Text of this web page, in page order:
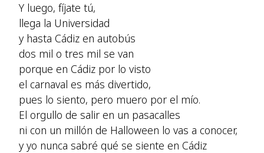
Y luego, fíjate tú,
llega la Universidad
y hasta Cádiz en autobús
dos mil o tres mil se van
porque en Cádiz por lo visto
el carnaval es más divertido,
pues lo siento, pero muero por el mío.
El orgullo de salir en un pasacalles
ni con un millón de Halloween lo vas a conocer,
y yo nunca sabré qué se siente en Cádiz